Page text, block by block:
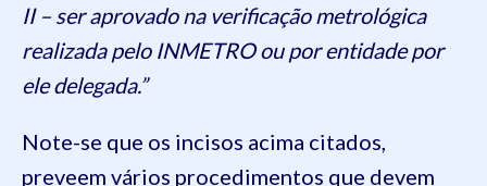
II – ser aprovado na verificação metrológica
realizada pelo INMETRO ou por entidade por
ele delegada.”
Note-se que os incisos acima citados,
preveem vários procedimentos que devem